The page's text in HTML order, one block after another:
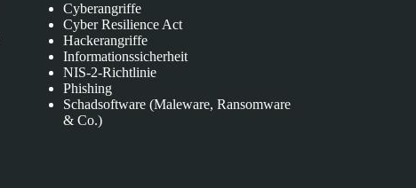
Cyberangriffe
Cyber Resilience Act
Hackerangriffe
Informationssicherheit
NIS-2-Richtlinie
Phishing
Schadsoftware (Maleware, Ransomware
& Co.)